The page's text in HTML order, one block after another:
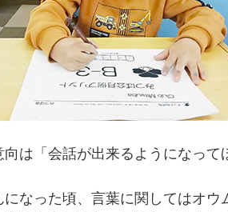
は「会話が出来るようになって
になった頃、言葉に関してはオウ